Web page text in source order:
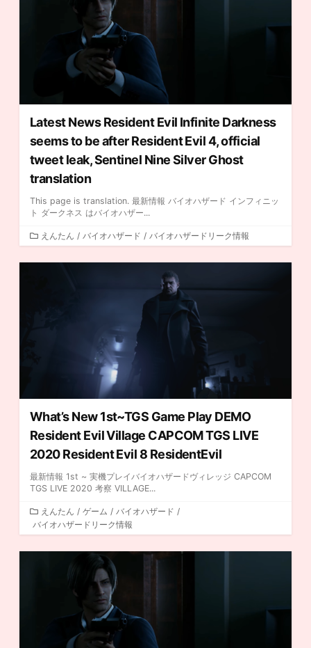
Latest News Resident Evil Infinite Darkness
seems to be after Resident Evil 4, official
tweet leak, Sentinel Nine Silver Ghost
translation
This page is translation. 最新情報 バイオハザード インフィニッ
ト ダークネス はバイオハザー...
カ
テ
ゴ
えんたん / バイオハザード / バイオハザードリーク情報
What’s New 1st~TGS Game Play DEMO
Resident Evil Village CAPCOM TGS LIVE
2020 Resident Evil 8 ResidentEvil
最新情報 1st ~ 実機プレイバイオハザードヴィレッジ CAPCOM
TGS LIVE 2020 考察 VILLAGE...
カ
テ
ゴ
リ
えんたん / ゲーム / バイオハザード /
バイオハザードリーク情報